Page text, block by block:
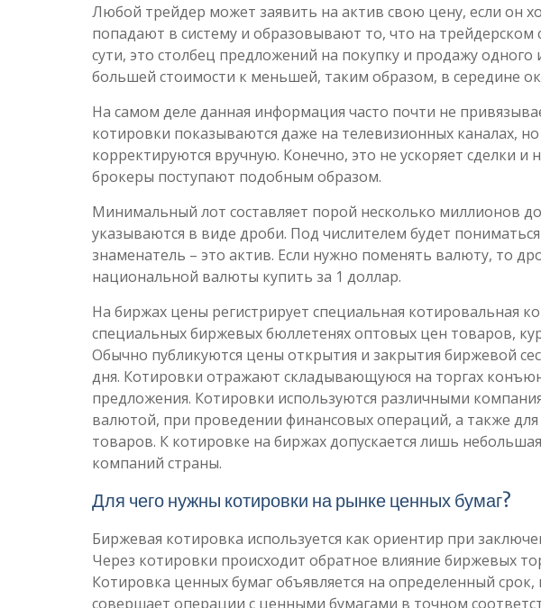
Любой трейдер может заявить на актив свою цену, если он
попадают в систему и образовывают то, что на трейдерском
сути, это столбец предложений на покупку и продажу одного
большей стоимости к меньшей, таким образом, в середине
На самом деле данная информация часто почти не
котировки показываются даже на телевизионных каналах,
корректируются вручную. Конечно, это не ускоряет сделки
брокеры поступают подобным образом.
Минимальный лот составляет порой несколько миллионов
указываются в виде дроби. Под числителем будет
знаменатель – это актив. Если нужно поменять валюту, то
национальной валюты купить за 1 доллар.
На биржах цены регистрирует специальная котировальная
специальных биржевых бюллетенях оптовых цен товаров,
Обычно публикуются цены открытия и закрытия биржевой
дня. Котировки отражают складывающуюся на торгах
предложения. Котировки используются различными
валютой, при проведении финансовых операций, а также
товаров. К котировке на биржах допускается лишь
компаний страны.
Для чего нужны котировки на рынке ценных бумаг?
Биржевая котировка используется как ориентир при
Через котировки происходит обратное влияние биржевых
Котировка ценных бумаг объявляется на определенный
совершает операции с ценными бумагами в точном